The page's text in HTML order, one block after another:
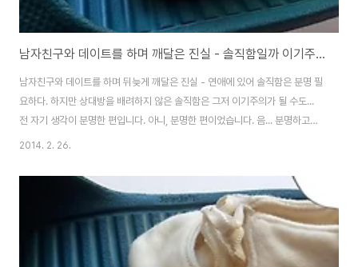
남자친구와 데이트를 하며 깨달은 진실 - 솔직함일까 이기주의일까
남자친구와 데이트를 하며 뒤늦게 깨달은 진실 - 연애에 있어 솔직함은 분명 필
요하다. 하지만 상대방을 배려하지 않은 솔직함은 그저 이기주의가 될 수도...
전 자기 생각이 분명한 편입니다. 아니, 분명한 편이었습니다. 음... 분명하고자
합니다. (응?) 직장생활을 하면서부터는 자신의 의견을 숨겨야 하는 때가 많더
좀 보수적이긴 하지) "오늘은 점심 뭐 먹을까요?" "...음... 돈까스 어때요?" (눈
치보기) "점심 시간에 돈까스는 무슨..." "...음... 짬뽕은 어때요?" (눈치보기)
"짬뽕은 나 어제 저녁에 먹었는데? 콩나물 국밥 먹자. 아, 어제 술을 마셨더니
해장해야겠네." "...네! 좋아요." (눈치 보다..
2014. 2. 26.